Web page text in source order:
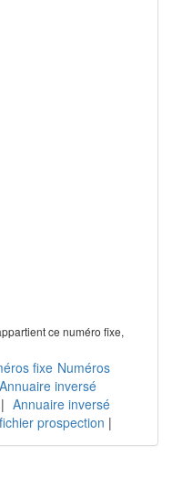
ce numéro fixe,
fixe Numéros
Annuaire inversé
| Annuaire inversé
fichier prospection |